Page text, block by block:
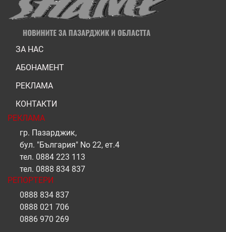
ЗА НАС
АБОНАМЕНТ
РЕКЛАМА
КОНТАКТИ
РЕКЛАМА
гр. Пазарджик,
бул. "България" No 22, ет.4
тел. 0884 223 113
тел. 0888 834 837
РЕПОРТЕРИ
0888 834 837
0888 021 706
0886 970 269